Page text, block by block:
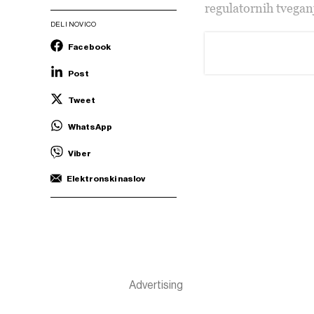
DELI NOVICO
Facebook
Post
Tweet
WhatsApp
Viber
Elektronski naslov
regulatornih